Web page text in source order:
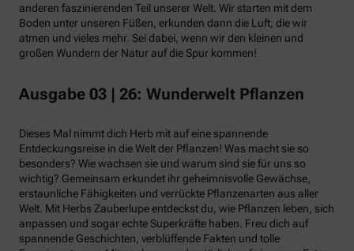
anderen faszinierenden Teil unserer Welt. Wir starten mit dem
Boden unter unseren Füßen, erkunden dann die Luft, die wir
atmen und vieles mehr. Sei dabei, wenn wir den kleinen und
großen Wundern der Natur auf die Spur kommen!
Ausgabe 03 | 26: Wunderwelt Pflanzen
Dieses Mal nimmt dich Herb mit auf eine spannende
Entdeckungsreise in die Welt der Pflanzen! Was macht sie so
besonders? Wie wachsen sie und warum sind sie für uns so
wichtig? Gemeinsam erkundet ihr geheimnisvolle Gewächse,
erstaunliche Fähigkeiten und verrückte Pflanzenarten aus aller
Welt. Mit Herbs Zauberlupe entdeckst du, wie Pflanzen leben, sich
anpassen und sogar echte Superkräfte haben. Freu dich auf
spannende Geschichten, verblüffende Fakten und tolle